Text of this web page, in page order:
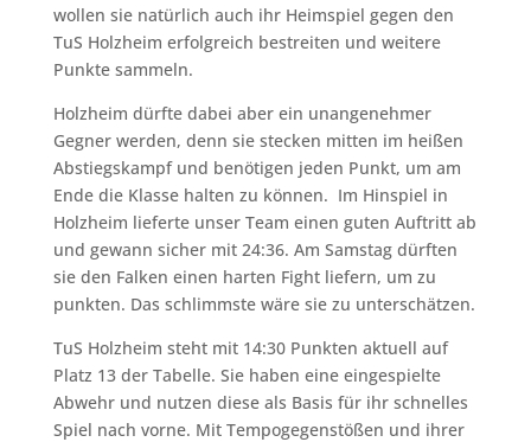
wollen sie natürlich auch ihr Heimspiel gegen den
TuS Holzheim erfolgreich bestreiten und weitere
Punkte sammeln.
Holzheim dürfte dabei aber ein unangenehmer
Gegner werden, denn sie stecken mitten im heißen
Abstiegskampf und benötigen jeden Punkt, um am
Ende die Klasse halten zu können. Im Hinspiel in
Holzheim lieferte unser Team einen guten Auftritt ab
und gewann sicher mit 24:36. Am Samstag dürften
sie den Falken einen harten Fight liefern, um zu
punkten. Das schlimmste wäre sie zu unterschätzen.
TuS Holzheim steht mit 14:30 Punkten aktuell auf
Platz 13 der Tabelle. Sie haben eine eingespielte
Abwehr und nutzen diese als Basis für ihr schnelles
Spiel nach vorne. Mit Tempogegenstößen und ihrer